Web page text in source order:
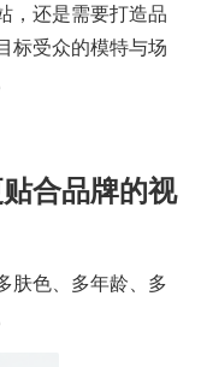
，还是需要打造品
标受众的模特与场
合品牌的视
肤色、多年龄、多